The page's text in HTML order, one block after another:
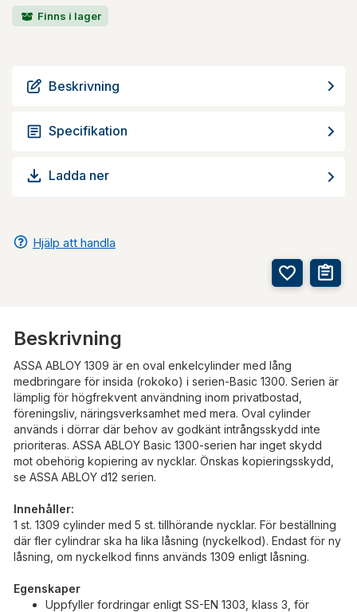
Finns i lager
Beskrivning
Specifikation
Ladda ner
Hjälp att handla
Beskrivning
ASSA ABLOY 1309 är en oval enkelcylinder med lång
medbringare för insida (rokoko) i serien-Basic 1300. Serien är
lämplig för högfrekvent användning inom privatbostad,
föreningsliv, näringsverksamhet med mera. Oval cylinder
används i dörrar där behov av godkänt intrångsskydd inte
prioriteras. ASSA ABLOY Basic 1300-serien har inget skydd
mot obehörig kopiering av nycklar. Önskas kopieringsskydd,
se ASSA ABLOY d12 serien.
Innehåller:
1 st. 1309 cylinder med 5 st. tillhörande nycklar. För beställning
där fler cylindrar ska ha lika låsning (nyckelkod). Endast för ny
låsning, om nyckelkod finns används 1309 enligt låsning.
Egenskaper
Uppfyller fordringar enligt SS-EN 1303, klass 3, för